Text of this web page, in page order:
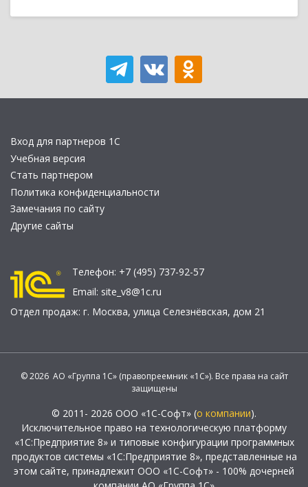
Вход для партнеров 1С
Учебная версия
Стать партнером
Политика конфиденциальности
Замечания по сайту
Другие сайты
Телефон: +7 (495) 737-92-57
Email: site_v8@1c.ru
Отдел продаж: г. Москва, улица Селезнёвская, дом 21
© 2026 АО «Группа 1С» (правопреемник «1С»). Все права на сайт
защищены
© 2011- 2026 ООО «1С-Софт» (о компании).
Исключительное право на технологическую платформу
«1С:Предприятие 8» и типовые конфигурации программных
продуктов системы «1С:Предприятие 8», представленные на
этом сайте, принадлежит ООО «1С-Софт» - 100% дочерней